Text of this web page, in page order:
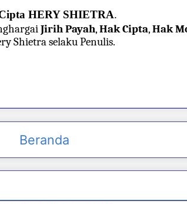
HERY SHIETRA.
Jirih Payah,Hak Cipta,Hak
Shietra selaku Penulis.
Beranda